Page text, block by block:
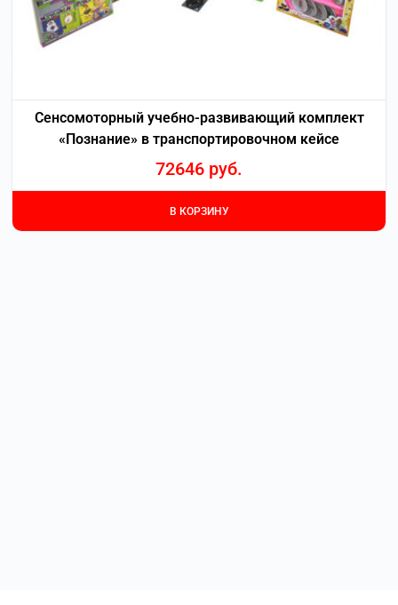
Сенсомоторный учебно-развивающий комплект
«Познание» в транспортировочном кейсе
72646 руб.
В КОРЗИНУ